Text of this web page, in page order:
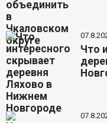
Что